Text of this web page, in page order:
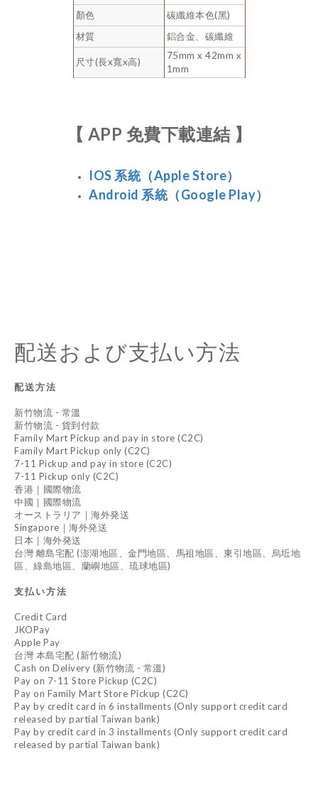
顏色
碳纖維本色(黑)
材質
鋁合金、碳纖維
尺寸(長x寬x高)
75mm x 42mm x
1mm
【 APP 免費下載連結 】
IOS 系統（Apple Store）
Android 系統（Google Play）
配送および支払い方法
配送方法
新竹物流 - 常溫
新竹物流 - 貨到付款
Family Mart Pickup and pay in store (C2C)
Family Mart Pickup only (C2C)
7-11 Pickup and pay in store (C2C)
7-11 Pickup only (C2C)
香港｜國際物流
中國｜國際物流
オーストラリア｜海外発送
Singapore｜海外発送
日本｜海外発送
台灣 離島宅配 (澎湖地區、金門地區、馬祖地區、東引地區、烏坵地
區、綠島地區、蘭嶼地區、琉球地區)
支払い方法
Credit Card
JKOPay
Apple Pay
台灣 本島宅配 (新竹物流)
Cash on Delivery (新竹物流 - 常溫)
Pay on 7-11 Store Pickup (C2C)
Pay on Family Mart Store Pickup (C2C)
Pay by credit card in 6 installments (Only support credit card
released by partial Taiwan bank)
Pay by credit card in 3 installments (Only support credit card
released by partial Taiwan bank)